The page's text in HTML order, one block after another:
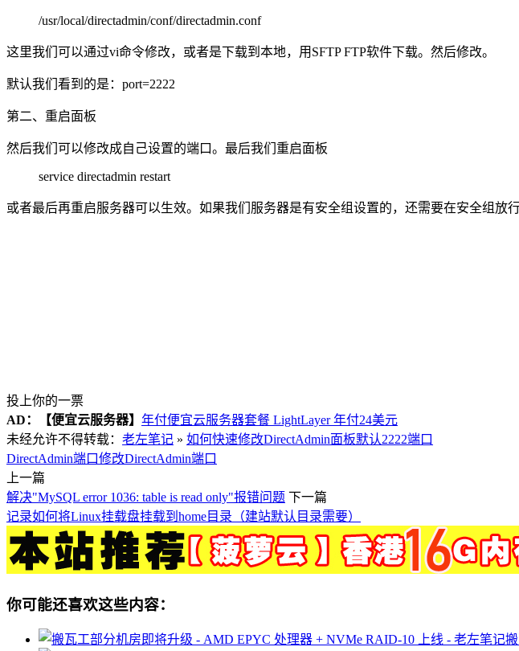
/usr/local/directadmin/conf/directadmin.conf
这里我们可以通过vi命令修改，或者是下载到本地，用SFTP FTP软件下载。然后修改。
默认我们看到的是：port=2222
第二、重启面板
然后我们可以修改成自己设置的端口。最后我们重启面板
service directadmin restart
或者最后再重启服务器可以生效。如果我们服务器是有安全组设置的，还需要在安全组放
投上你的一票
AD：
【便宜云服务器】 年付便宜云服务器套餐 LightLayer 年付24美元
未经允许不得转载： 老左笔记 » 如何快速修改DirectAdmin面板默认2222端口
DirectAdmin端口修改DirectAdmin端口
上一篇
解决"MySQL error 1036: table is read only"报错问题 下一篇
记录如何将Linux挂载盘挂载到home目录（建站默认目录需要）
你可能还喜欢这些内容：